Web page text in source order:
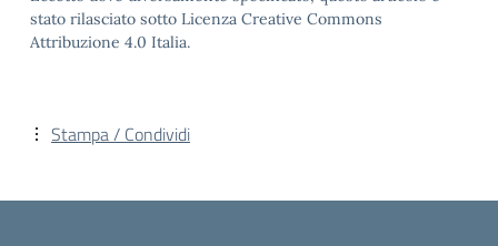
stato rilasciato sotto Licenza Creative Commons
Attribuzione 4.0 Italia.
Stampa / Condividi